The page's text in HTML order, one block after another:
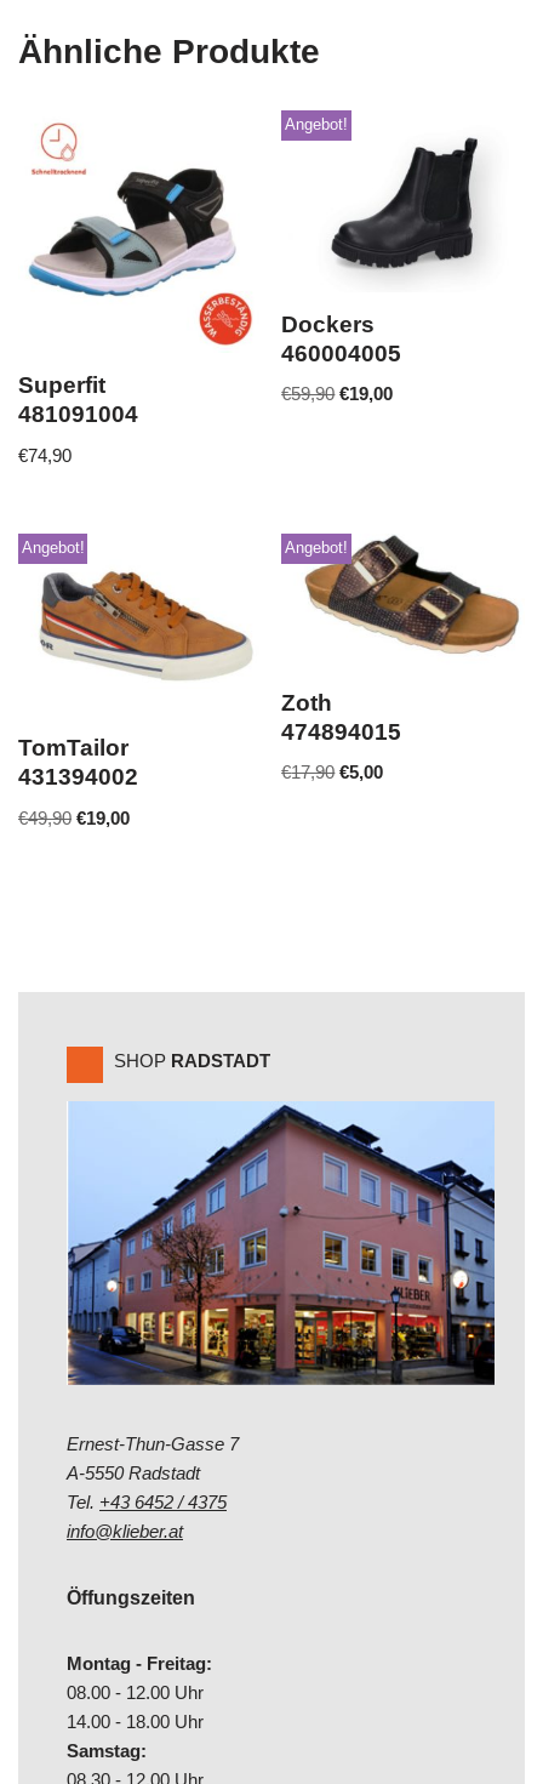
Ähnliche Produkte
Superfit
481091004
€74,90
Angebot!
Dockers
460004005
€59,90 €19,00
Angebot!
TomTailor
431394002
€49,90 €19,00
Angebot!
Zoth
474894015
€17,90 €5,00
SHOP RADSTADT
Ernest-Thun-Gasse 7
A-5550 Radstadt
Tel. +43 6452 / 4375
info@klieber.at
Öffungszeiten
Montag - Freitag:
08.00 - 12.00 Uhr
14.00 - 18.00 Uhr
Samstag:
08.30 - 12.00 Uhr